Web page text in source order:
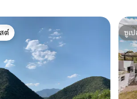
ต์
ต์
ซูเ
ซูเ